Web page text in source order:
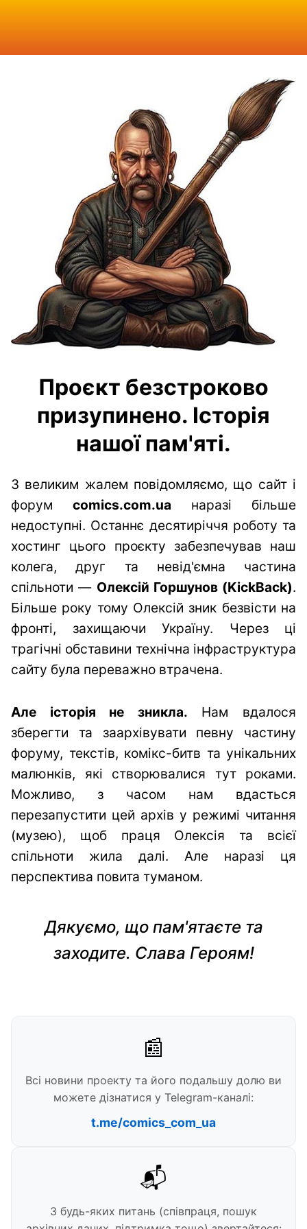
Проєкт безстроково
призупинено. Історія
нашої пам'яті.
З великим жалем повідомляємо, що сайт і
форум comics.com.ua наразі більше
недоступні. Останнє десятиріччя роботу та
хостинг цього проєкту забезпечував наш
колега, друг та невід'ємна частина
спільноти — Олексій Горшунов (KickBack).
Більше року тому Олексій зник безвісти на
фронті, захищаючи Україну. Через ці
трагічні обставини технічна інфраструктура
сайту була переважно втрачена.
Але історія не зникла. Нам вдалося
зберегти та заархівувати певну частину
форуму, текстів, комікс-битв та унікальних
малюнків, які створювалися тут роками.
Можливо, з часом нам вдасться
перезапустити цей архів у режимі читання
(музею), щоб праця Олексія та всієї
спільноти жила далі. Але наразі ця
перспектива повита туманом.
Дякуємо, що пам'ятаєте та
заходите. Слава Героям!
📰
Всі новини проекту та його подальшу долю ви
можете дізнатися у Telegram-каналі:
t.me/comics_com_ua
📬
З будь-яких питань (співпраця, пошук